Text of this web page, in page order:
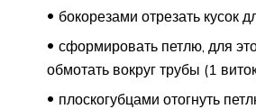
бокорезами отрезать кусок
сформировать петлю, для
обмотать вокруг трубы (1
плоскогубцами отогнуть